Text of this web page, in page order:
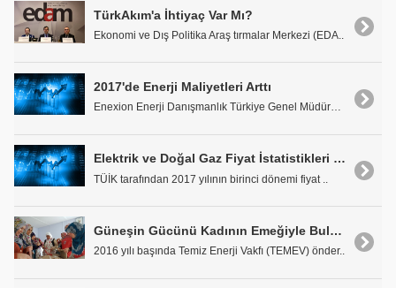
TürkAkım'a İhtiyaç Var Mı?
Ekonomi ve Dış Politika Araş tırmalar Merkezi (EDA..
2017'de Enerji Maliyetleri Arttı
Enexion Enerji Danışmanlık Türkiye Genel Müdürü ve..
Elektrik ve Doğal Gaz Fiyat İstatistikleri Yayınlandı
TÜİK tarafından 2017 yılının birinci dönemi fiyat ..
Güneşin Gücünü Kadının Emeğiyle Buluşturan Proje: 'Köyde Yeşil Ekonomi'
2016 yılı başında Temiz Enerji Vakfı (TEMEV) önder..